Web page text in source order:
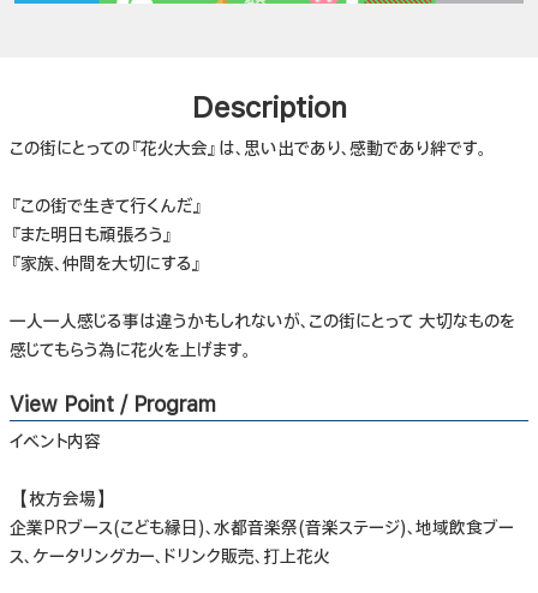
Description
この街にとっての『花火大会』は、思い出であり、感動であり絆です。
『この街で生きて行くんだ』
『また明日も頑張ろう』
『家族、仲間を大切にする』
一人一人感じる事は違うかもしれないが、この街にとって 大切なものを
感じてもらう為に花火を上げます。
View Point / Program
イベント内容
【枚方会場】
企業PRブース(こども縁日)、水都音楽祭(音楽ステージ)、地域飲食ブー
ス、ケータリングカー、ドリンク販売、打上花火